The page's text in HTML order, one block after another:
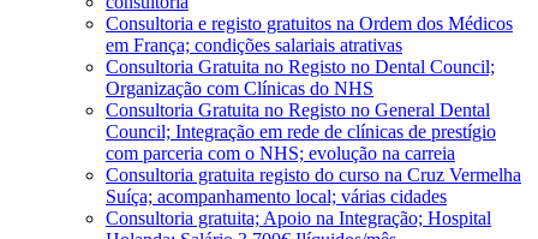
Consultoria e registo gratuitos na Ordem dos Médicos
em França; condições salariais atrativas
Consultoria Gratuita no Registo no Dental Council;
Organização com Clínicas do NHS
Consultoria Gratuita no Registo no General Dental
Council; Integração em rede de clínicas de prestígio
com parceria com o NHS; evolução na carreia
Consultoria gratuita registo do curso na Cruz Vermelha
Suíça; acompanhamento local; várias cidades
Consultoria gratuita; Apoio na Integração; Hospital